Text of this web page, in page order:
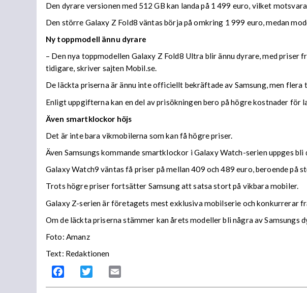
Den dyrare versionen med 512 GB kan landa på 1 499 euro, vilket
Den större Galaxy Z Fold8 väntas börja på omkring 1 999 euro, medan
Ny toppmodell ännu dyrare
– Den nya toppmodellen Galaxy Z Fold8 Ultra blir ännu dyrare, med
tidigare, skriver sajten Mobil.se.
De läckta priserna är ännu inte officiellt bekräftade av Samsung, men
Enligt uppgifterna kan en del av prisökningen bero på högre kostnader
Även smartklockor höjs
Det är inte bara vikmobilerna som kan få högre priser.
Även Samsungs kommande smartklockor i Galaxy Watch-serien uppges bli
Galaxy Watch9 väntas få priser på mellan 409 och 489 euro, beroende på
Trots högre priser fortsätter Samsung att satsa stort på vikbara mobiler.
Galaxy Z-serien är företagets mest exklusiva mobilserie och konkurrerar
Om de läckta priserna stämmer kan årets modeller bli några av
Foto: Amanz
Text: Redaktionen
Facebook Twitter